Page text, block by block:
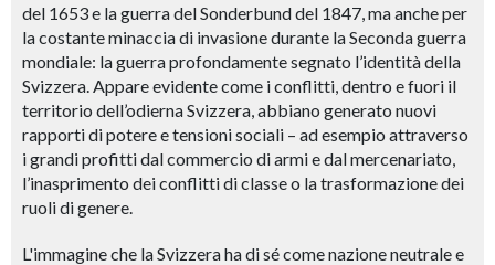
del 1653 e la guerra del Sonderbund del 1847, ma anche per
la costante minaccia di invasione durante la Seconda guerra
mondiale: la guerra profondamente segnato l’identità della
Svizzera. Appare evidente come i conflitti, dentro e fuori il
territorio dell’odierna Svizzera, abbiano generato nuovi
rapporti di potere e tensioni sociali – ad esempio attraverso
i grandi profitti dal commercio di armi e dal mercenariato,
l’inasprimento dei conflitti di classe o la trasformazione dei
ruoli di genere.
L'immagine che la Svizzera ha di sé come nazione neutrale e